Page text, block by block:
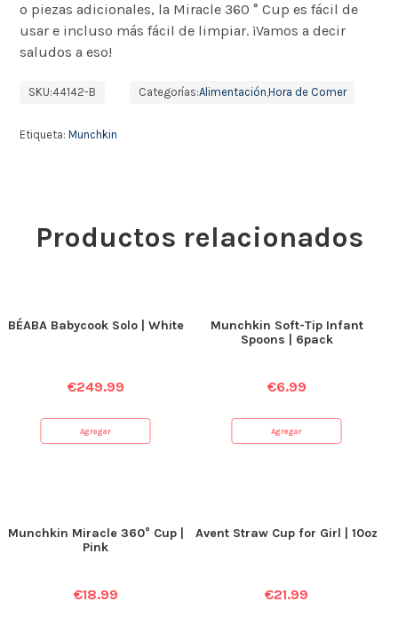
o piezas adicionales, la Miracle 360 ° Cup es fácil de
usar e incluso más fácil de limpiar. ¡Vamos a decir
saludos a eso!
SKU:44142-B Categorías:Alimentación,Hora de Comer
Etiqueta:Munchkin
Productos relacionados
BÉABA Babycook Solo | White
€249.99
Agregar
Munchkin Soft-Tip Infant
Spoons | 6pack
€6.99
Agregar
Munchkin Miracle 360° Cup |
Pink
€18.99
Avent Straw Cup for Girl | 10oz
€21.99